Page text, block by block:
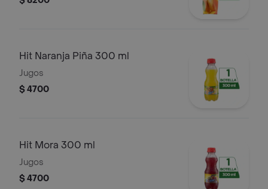
Hit Naranja Piña 300 ml
Jugos
$ 4700
Hit Mora 300 ml
Jugos
$ 4700